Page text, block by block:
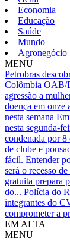
Economia
Educação
Saúde
Mundo
Agronegócio
MENU
Petrobras
Colômbia OAB/
agressão a
doença em onze
nesta semana
nesta segunda-
condenada por 8
de clube e
fácil. Entender
será o recesso
gratuita prepara
do... Polícia do
integrantes do
comprometer a
EM ALTA
MENU